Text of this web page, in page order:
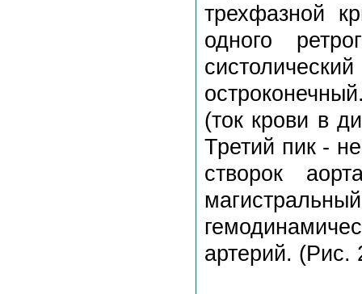
трехфазной
одного
(ток крови в
Третий пик -
створок
артерий. (Рис.